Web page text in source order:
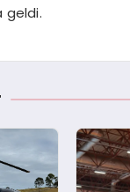
geldi.